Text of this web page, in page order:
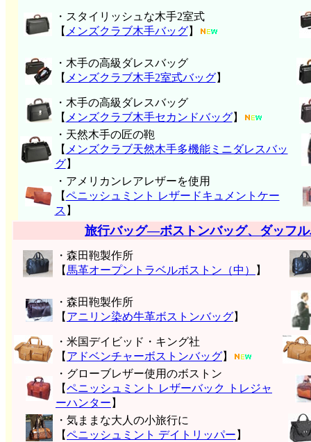
・スタイリッシュな木手2室式
【 メンズクラブ木手バッグ】
・木手の高級ダレスバッグ
【 メンズクラブ木手2室式バッグ】
・木手の高級ダレスバッグ
【 メンズクラブ木手セカンドバッグ】
・天然木手の匠の鞄
【 メンズクラブ天然木手多機能ミニダレスバッ
グ】
・アメリカンレアレザーを使用
【ペニッシュミント レザードキュメントケー
ス 】
旅行バッグ―ボストンバッグ、ダッフ
・森田鞄製作所
【 馬革オープントラベルボストン（中） 】
・森田鞄製作所
【 アニリン染め牛革ボストンバッグ】
・米国デイビッド・キング社
【 アドベンチャーボストンバッグ】
・グローブレザー使用のボストン
【ペニッシュミント レザーバック トレジャ
ーハンター 】
・気ままな大人の小旅行に
【ペニッシュミント デイトリッパー 】